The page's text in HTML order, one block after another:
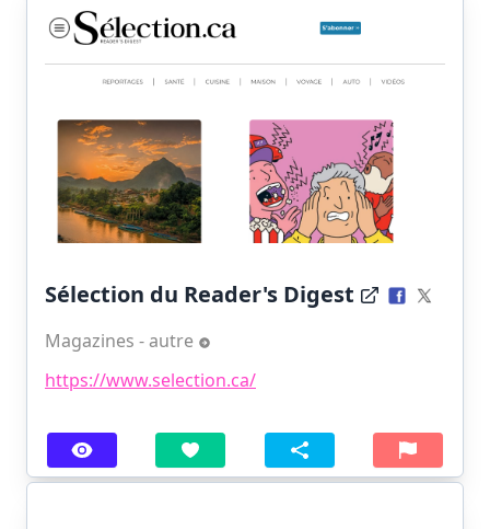
Sélection du Reader's Digest
Magazines - autre
https://www.selection.ca/